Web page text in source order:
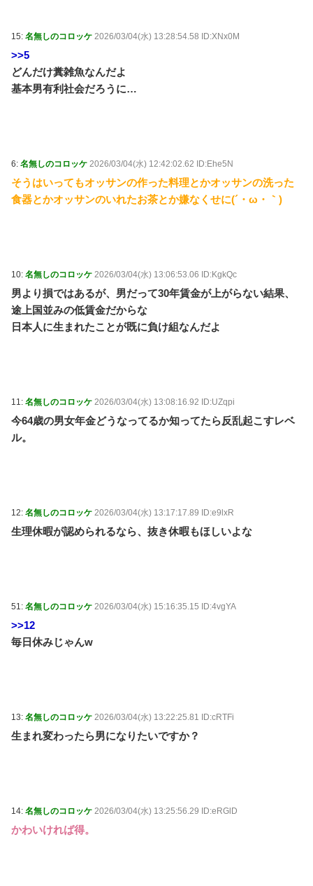
15: 名無しのコロッケ 2026/03/04(水) 13:28:54.58 ID:XNx0M
>>5
どんだけ糞雑魚なんだよ
基本男有利社会だろうに…
6: 名無しのコロッケ 2026/03/04(水) 12:42:02.62 ID:Ehe5N
そうはいってもオッサンの作った料理とかオッサンの洗った
食器とかオッサンのいれたお茶とか嫌なくせに(´・ω・｀)
10: 名無しのコロッケ 2026/03/04(水) 13:06:53.06 ID:KgkQc
男より損ではあるが、男だって30年賃金が上がらない結果、
途上国並みの低賃金だからな
日本人に生まれたことが既に負け組なんだよ
11: 名無しのコロッケ 2026/03/04(水) 13:08:16.92 ID:UZqpi
今64歳の男女年金どうなってるか知ってたら反乱起こすレベ
ル。
12: 名無しのコロッケ 2026/03/04(水) 13:17:17.89 ID:e9lxR
生理休暇が認められるなら、抜き休暇もほしいよな
51: 名無しのコロッケ 2026/03/04(水) 15:16:35.15 ID:4vgYA
>>12
毎日休みじゃんw
13: 名無しのコロッケ 2026/03/04(水) 13:22:25.81 ID:cRTFi
生まれ変わったら男になりたいですか？
14: 名無しのコロッケ 2026/03/04(水) 13:25:56.29 ID:eRGlD
かわいければ得。